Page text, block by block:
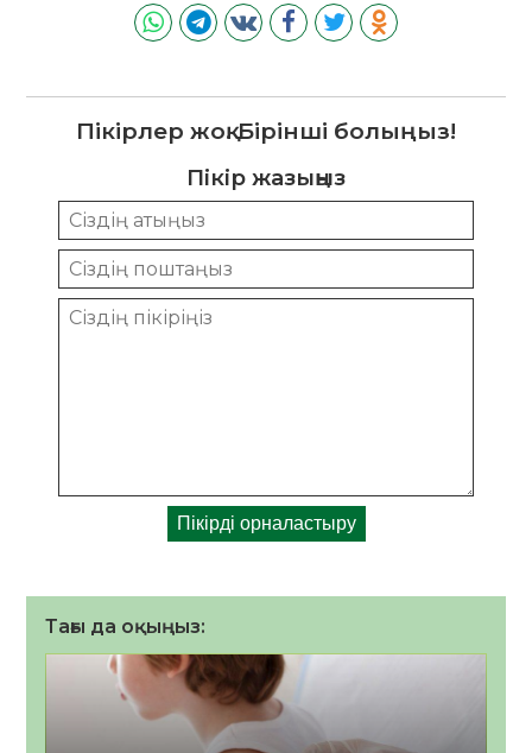
Пікірлер жоқ. Бірінші болыңыз!
Пікір жазыңыз
Тағы да оқыңыз: